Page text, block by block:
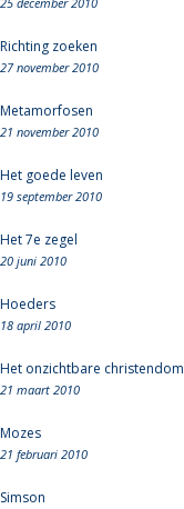
Richting zoeken
27 november 2010
Metamorfosen
21 november 2010
Het goede leven
19 september 2010
Het 7e zegel
20 juni 2010
Hoeders
18 april 2010
Het onzichtbare christendom
21 maart 2010
Mozes
21 februari 2010
Simson